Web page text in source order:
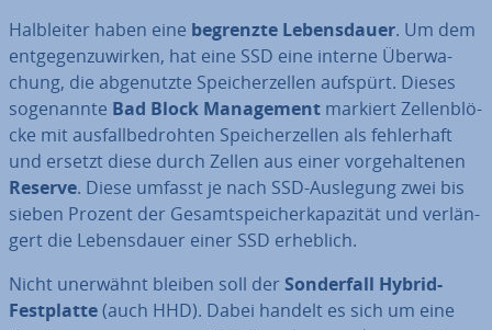
Halb­lei­ter haben eine begrenzte Le­bens­dau­er. Um dem
ent­ge­gen­zu­wir­ken, hat eine SSD eine interne Über­wa­
chung, die ab­ge­nutz­te Spei­cher­zel­len aufspürt. Dieses
so­ge­nann­te Bad Block Ma­nage­ment markiert Zel­len­blö­
cke mit aus­fall­be­droh­ten Spei­cher­zel­len als feh­ler­haft
und ersetzt diese durch Zellen aus einer vor­ge­hal­te­nen
Reserve. Diese umfasst je nach SSD-Auslegung zwei bis
sieben Prozent der Ge­samt­spei­cher­ka­pa­zi­tät und ver­län­
gert die Le­bens­dau­er einer SSD erheblich.
Nicht unerwähnt bleiben soll der Son­der­fall Hybrid-
Fest­plat­te(auch HHD). Dabei handelt es sich um eine